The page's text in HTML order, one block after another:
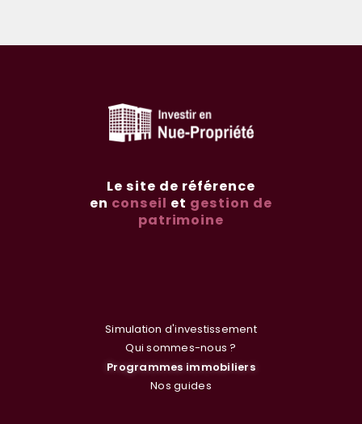
Le site de référence
en conseil et gestion de
patrimoine
Simulation d'investissement
Qui sommes-nous ?
Programmes immobiliers
Nos guides